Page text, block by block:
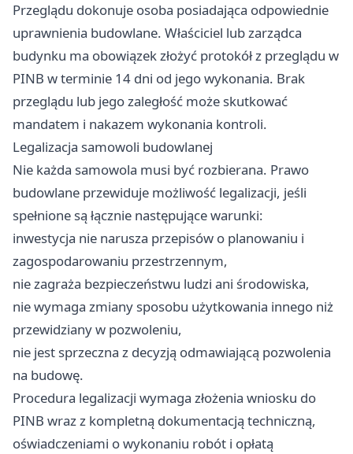
Przeglądu dokonuje osoba posiadająca odpowiednie
uprawnienia budowlane. Właściciel lub zarządca
budynku ma obowiązek złożyć protokół z przeglądu w
PINB w terminie 14 dni od jego wykonania. Brak
przeglądu lub jego zaległość może skutkować
mandatem i nakazem wykonania kontroli.
Legalizacja samowoli budowlanej
Nie każda samowola musi być rozbierana. Prawo
budowlane przewiduje możliwość legalizacji, jeśli
spełnione są łącznie następujące warunki:
inwestycja nie narusza przepisów o planowaniu i
zagospodarowaniu przestrzennym,
nie zagraża bezpieczeństwu ludzi ani środowiska,
nie wymaga zmiany sposobu użytkowania innego niż
przewidziany w pozwoleniu,
nie jest sprzeczna z decyzją odmawiającą pozwolenia
na budowę.
Procedura legalizacji wymaga złożenia wniosku do
PINB wraz z kompletną dokumentacją techniczną,
oświadczeniami o wykonaniu robót i opłatą